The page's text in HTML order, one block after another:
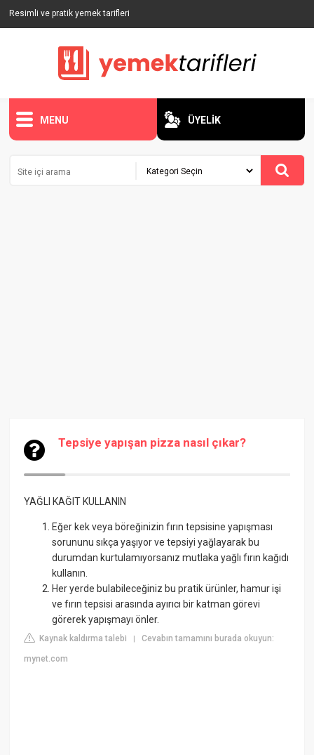
Resimli ve pratik yemek tarifleri
MENU ÜYELİK
Tepsiye yapışan pizza nasıl çıkar?
YAĞLI KAĞIT KULLANIN
Eğer kek veya böreğinizin fırın tepsisine yapışması
sorununu sıkça yaşıyor ve tepsiyi yağlayarak bu
durumdan kurtulamıyorsanız mutlaka yağlı fırın kağıdı
kullanın.
Her yerde bulabileceğiniz bu pratik ürünler, hamur işi
ve fırın tepsisi arasında ayırıcı bir katman görevi
görerek yapışmayı önler.
Kaynak kaldırma talebi |Cevabın tamamını burada okuyun:
mynet.com